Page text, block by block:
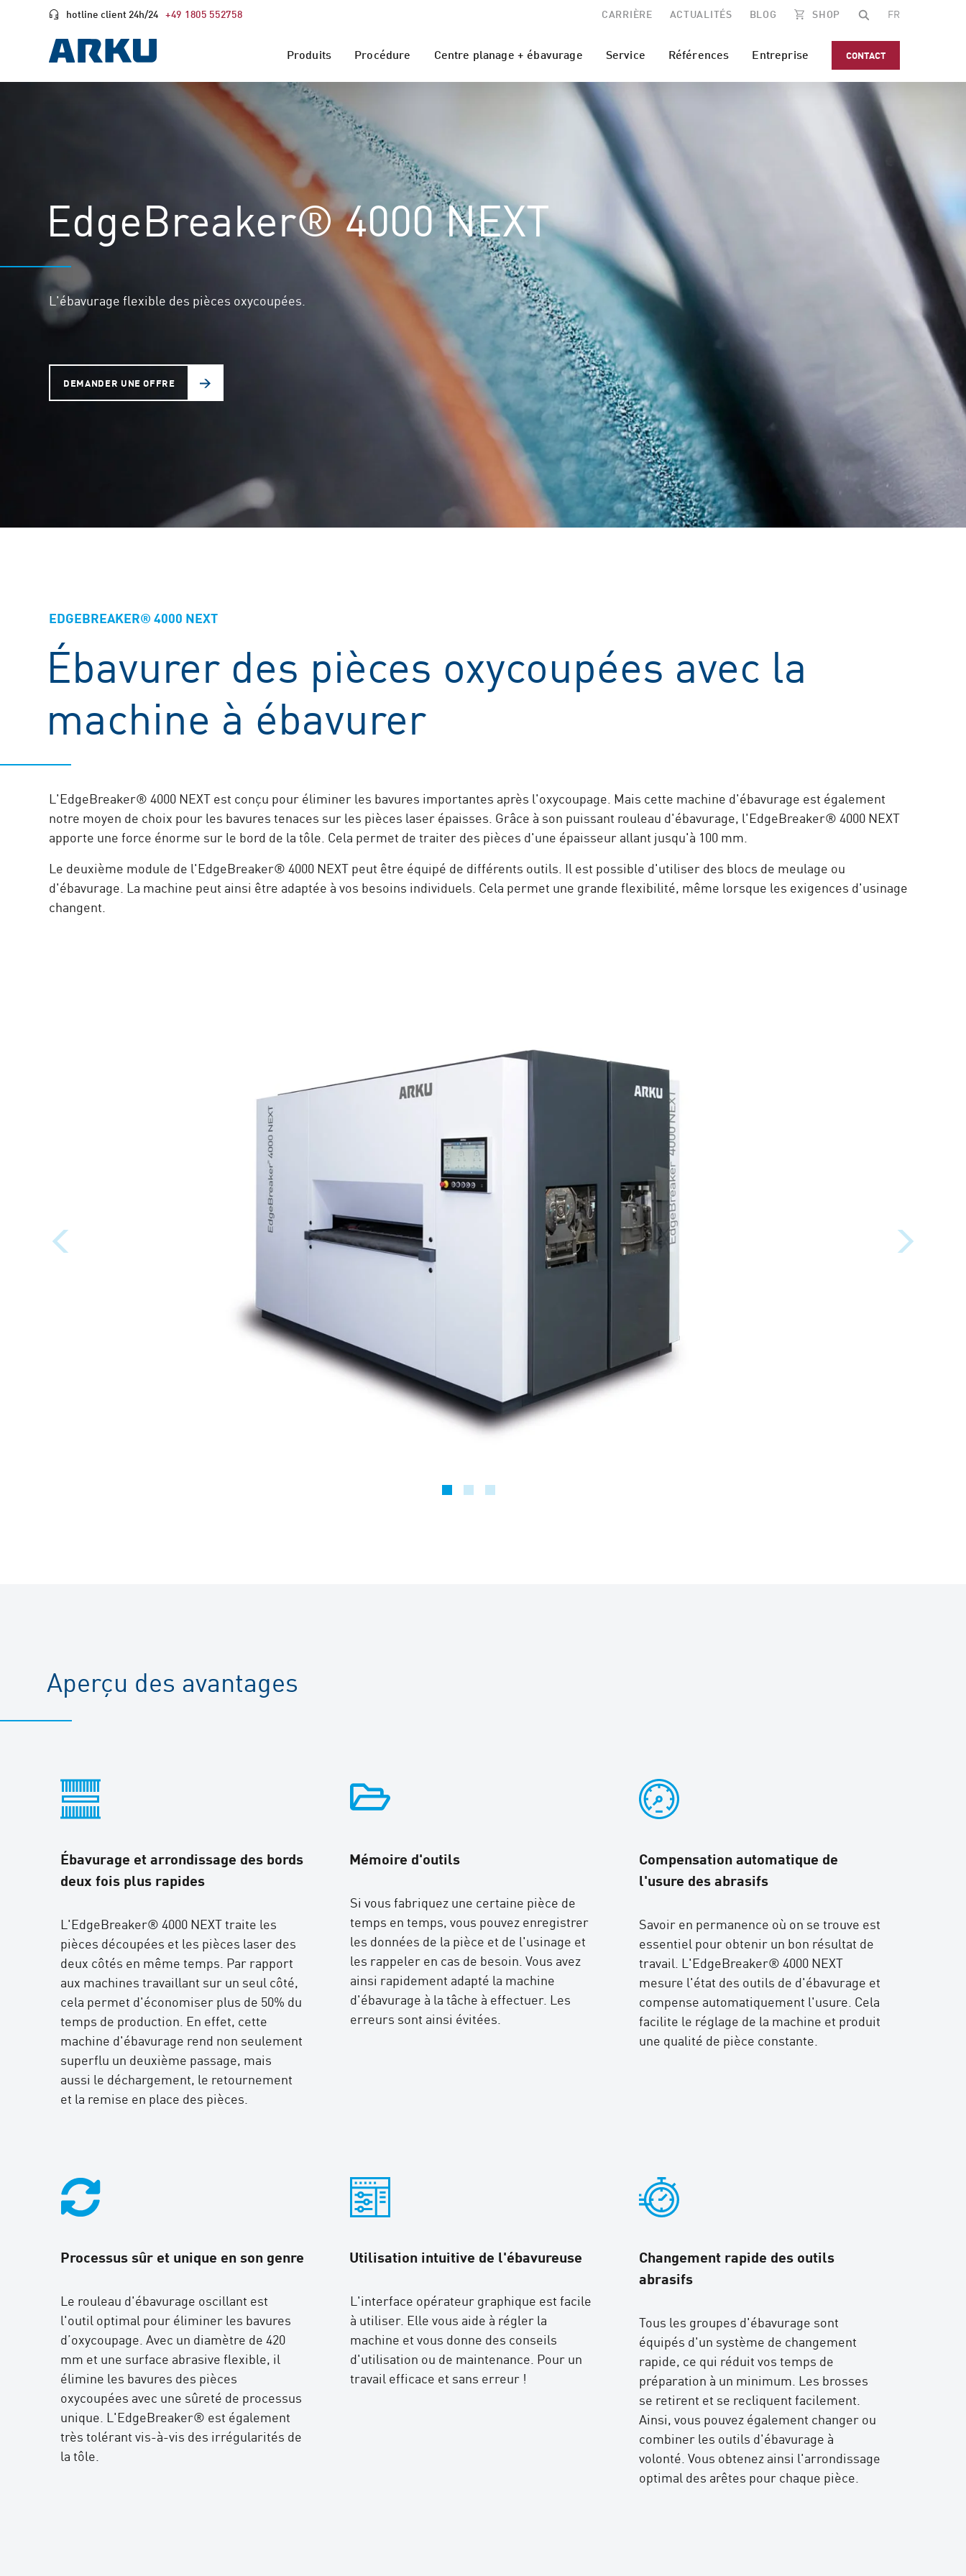
hotline client 24h/24 +49 1805 552758 CARRIÈRE ACTUALITÉS BLOG SHOP FR
Produits Procédure Centre planage + ébavurage Service Références Entreprise CONTACT
EdgeBreaker® 4000 NEXT
L'ébavurage flexible des pièces oxycoupées.
DEMANDER UNE OFFRE
EDGEBREAKER® 4000 NEXT
Ébavurer des pièces oxycoupées avec la
machine à ébavurer
L'EdgeBreaker® 4000 NEXT est conçu pour éliminer les bavures importantes après l'oxycoupage. Mais cette machine d'ébavurage est également
notre moyen de choix pour les bavures tenaces sur les pièces laser épaisses. Grâce à son puissant rouleau d'ébavurage, l'EdgeBreaker® 4000 NEXT
apporte une force énorme sur le bord de la tôle. Cela permet de traiter des pièces d'une épaisseur allant jusqu'à 100 mm.
Le deuxième module de l'EdgeBreaker® 4000 NEXT peut être équipé de différents outils. Il est possible d'utiliser des blocs de meulage ou
d'ébavurage. La machine peut ainsi être adaptée à vos besoins individuels. Cela permet une grande flexibilité, même lorsque les exigences d'usinage
changent.
Aperçu des avantages
Ébavurage et arrondissage des bords
deux fois plus rapides
L'EdgeBreaker® 4000 NEXT traite les
pièces découpées et les pièces laser des
deux côtés en même temps. Par rapport
aux machines travaillant sur un seul côté,
cela permet d'économiser plus de 50% du
temps de production. En effet, cette
machine d'ébavurage rend non seulement
superflu un deuxième passage, mais
aussi le déchargement, le retournement
et la remise en place des pièces.
Mémoire d'outils
Si vous fabriquez une certaine pièce de
temps en temps, vous pouvez enregistrer
les données de la pièce et de l'usinage et
les rappeler en cas de besoin. Vous avez
ainsi rapidement adapté la machine
d'ébavurage à la tâche à effectuer. Les
erreurs sont ainsi évitées.
Compensation automatique de
l'usure des abrasifs
Savoir en permanence où on se trouve est
essentiel pour obtenir un bon résultat de
travail. L'EdgeBreaker® 4000 NEXT
mesure l'état des outils de d'ébavurage et
compense automatiquement l'usure. Cela
facilite le réglage de la machine et produit
une qualité de pièce constante.
Processus sûr et unique en son genre
Le rouleau d'ébavurage oscillant est
l'outil optimal pour éliminer les bavures
d’oxycoupage. Avec un diamètre de 420
mm et une surface abrasive flexible, il
élimine les bavures des pièces
oxycoupées avec une sûreté de processus
unique. L'EdgeBreaker® est également
très tolérant vis-à-vis des irrégularités de
la tôle.
Utilisation intuitive de l'ébavureuse
L'interface opérateur graphique est facile
à utiliser. Elle vous aide à régler la
machine et vous donne des conseils
d'utilisation ou de maintenance. Pour un
travail efficace et sans erreur !
Changement rapide des outils
abrasifs
Tous les groupes d'ébavurage sont
équipés d'un système de changement
rapide, ce qui réduit vos temps de
préparation à un minimum. Les brosses
se retirent et se recliquent facilement.
Ainsi, vous pouvez également changer ou
combiner les outils d'ébavurage à
volonté. Vous obtenez ainsi l'arrondissage
optimal des arêtes pour chaque pièce.